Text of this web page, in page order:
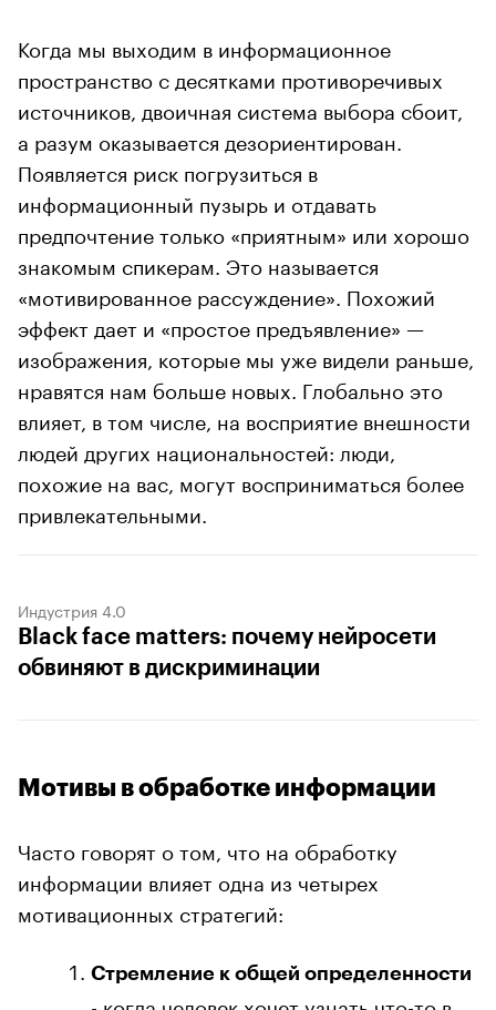
Когда мы выходим в информационное
пространство с десятками противоречивых
источников, двоичная система выбора сбоит,
а разум оказывается дезориентирован.
Появляется риск погрузиться в
информационный пузырь и отдавать
предпочтение только «приятным» или хорошо
знакомым спикерам. Это называется
«мотивированное рассуждение». Похожий
эффект дает и «простое предъявление» —
изображения, которые мы уже видели раньше,
нравятся нам больше новых. Глобально это
влияет, в том числе, на восприятие внешности
людей других национальностей: люди,
похожие на вас, могут восприниматься более
привлекательными.
Индустрия 4.0
Black face matters: почему нейросети
обвиняют в дискриминации
Мотивы в обработке информации
Часто говорят о том, что на обработку
информации влияет одна из четырех
мотивационных стратегий:
Стремление к общей определенности